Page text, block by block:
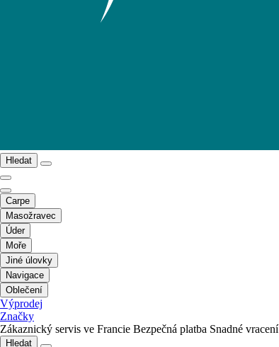
Hledat
Carpe
Masožravec
Úder
Moře
Jiné úlovky
Navigace
Oblečení
Výprodej
Značky
Zákaznický servis ve Francie Bezpečná platba Snadné vracení
Hledat